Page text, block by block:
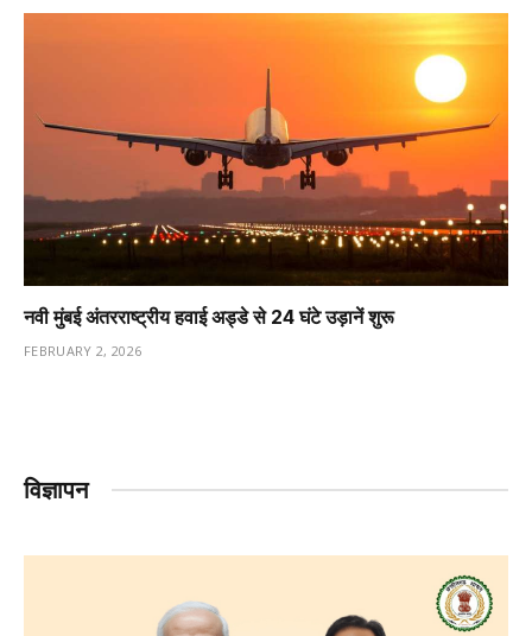
नवी मुंबई अंतरराष्ट्रीय हवाई अड्डे से 24 घंटे उड़ानें शुरू
FEBRUARY 2, 2026
विज्ञापन